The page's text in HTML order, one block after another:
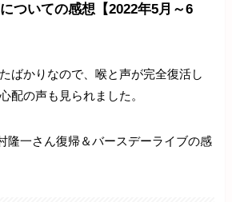
ついての感想【2022年5月～6
ばかりなので、喉と声が完全復活し
配の声も見られました。
隆一さん復帰＆バースデーライブの感